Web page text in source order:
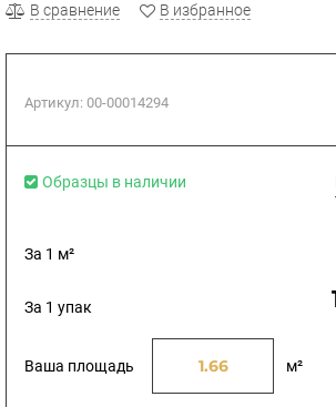
В сравнение В избранное
Артикул: 00-00014294
Образцы в наличии
За 1 м²
За 1 упак
Ваша площадь м²